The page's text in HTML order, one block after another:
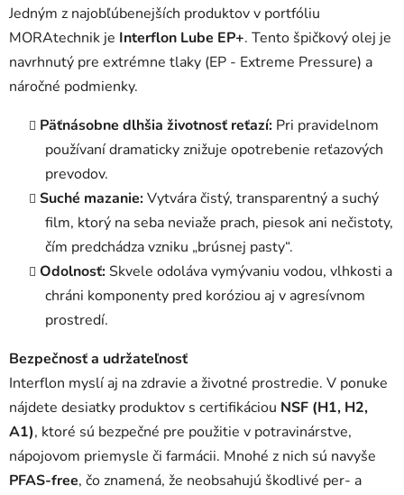
Jedným z najobľúbenejších produktov v portfóliu
MORAtechnik je Interflon Lube EP+. Tento špičkový olej je
navrhnutý pre extrémne tlaky (EP - Extreme Pressure) a
náročné podmienky.
Päťnásobne dlhšia životnosť reťazí: Pri pravidelnom
používaní dramaticky znižuje opotrebenie reťazových
prevodov.
Suché mazanie:Vytvára čistý, transparentný a suchý
film, ktorý na seba neviaže prach, piesok ani nečistoty,
čím predchádza vzniku „brúsnej pasty“.
Odolnosť:Skvele odoláva vymývaniu vodou, vlhkosti a
chráni komponenty pred koróziou aj v agresívnom
prostredí.
Bezpečnosť a udržateľnosť
Interflon myslí aj na zdravie a životné prostredie. V ponuke
nájdete desiatky produktov s certifikáciou NSF (H1, H2,
A1), ktoré sú bezpečné pre použitie v potravinárstve,
nápojovom priemysle či farmácii. Mnohé z nich sú navyše
PFAS-free, čo znamená, že neobsahujú škodlivé per- a